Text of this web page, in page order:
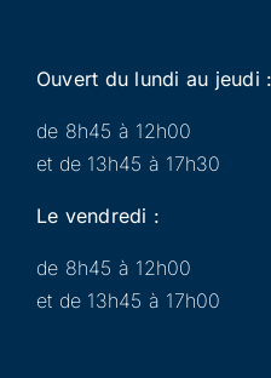
Ouvert du lundi au jeudi :
de 8h45 à 12h00
et de 13h45 à 17h30
Le vendredi :
de 8h45 à 12h00
et de 13h45 à 17h00